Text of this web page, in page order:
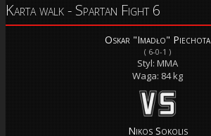
Karta walk - Spartan Fight 6
Oskar "Imadło" Piechota
( 6-0-1 )
Styl: MMA
Waga: 84 kg
Nikos Sokolis